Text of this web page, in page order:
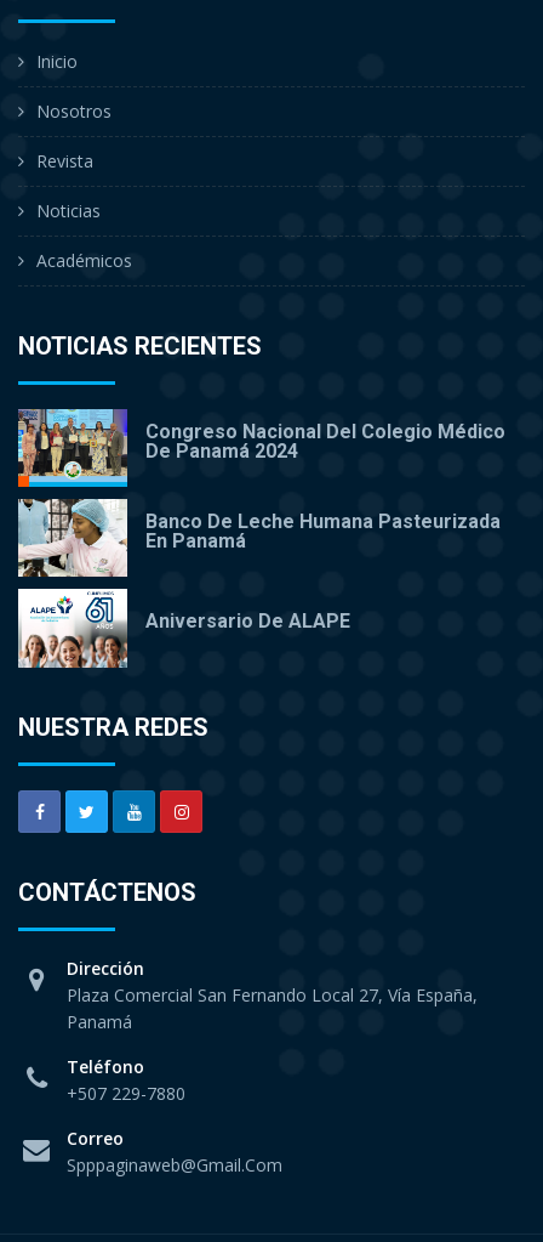
Inicio
Nosotros
Revista
Noticias
Académicos
NOTICIAS RECIENTES
Congreso Nacional Del Colegio Médico
De Panamá 2024
Banco De Leche Humana Pasteurizada
En Panamá
Aniversario De ALAPE
NUESTRA REDES
CONTÁCTENOS
Dirección
Plaza Comercial San Fernando Local 27, Vía España,
Panamá
Teléfono
+507 229-7880
Correo
Spppaginaweb@gmail.com